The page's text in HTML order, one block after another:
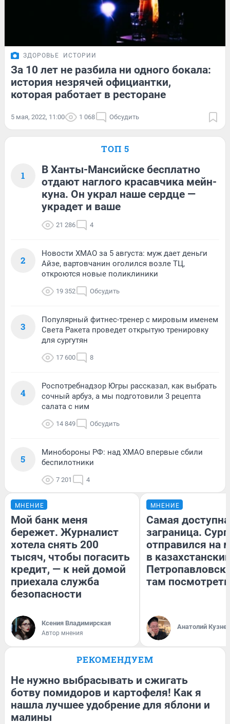
ЗДОРОВЬЕ ИСТОРИИ
За 10 лет не разбила ни одного бокала:
история незрячей официантки,
которая работает в ресторане
5 мая, 2022, 11:00 1 068 Обсудить
ТОП 5
1
В Ханты-Мансийске бесплатно
отдают наглого красавчика мейн-
куна. Он украл наше сердце —
украдет и ваше
21 286 4
2
Новости ХМАО за 5 августа: муж дает деньги
Айзе, вартовчанин оголился возле ТЦ,
откроются новые поликлиники
19 352 Обсудить
3
Популярный фитнес-тренер с мировым именем
Света Ракета проведет открытую тренировку
для сургутян
17 600 8
4
Роспотребнадзор Югры рассказал, как выбрать
сочный арбуз, а мы подготовили 3 рецепта
салата с ним
14 849 Обсудить
5
Минобороны РФ: над ХМАО впервые сбили
беспилотники
7 201 4
МНЕНИЕ
Мой банк меня
бережет. Журналист
хотела снять 200
тысяч, чтобы погасить
кредит, — к ней домой
приехала служба
безопасности
Ксения Владимирская
Автор мнения
МНЕНИЕ
Самая
заграница.
отправился на
в
там посмотреть
Анатолий
РЕКОМЕНДУЕМ
Не нужно выбрасывать и сжигать
ботву помидоров и картофеля! Как я
нашла лучшее удобрение для яблони и
малины